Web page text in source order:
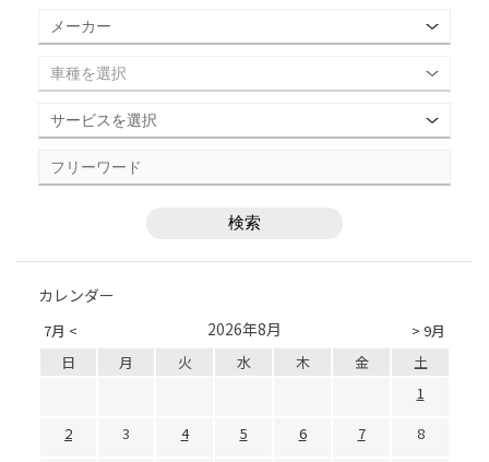
カレンダー
7月 < > 9月
2026年8月
日 月 火 水 木 金
土
1
2
3 4 5 6 7
8